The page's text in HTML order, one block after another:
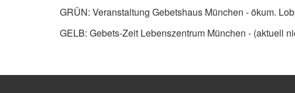
05pm
06pm
GRÜN: Veranstaltung Gebetshaus München - ökum.
GELB: Gebets-Zeit Lebenszentrum München - (aktuell